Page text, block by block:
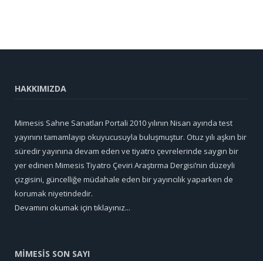
HAKKIMIZDA
Mimesis Sahne Sanatları Portali 2010 yılının Nisan ayında test
yayınını tamamlayıp okuyucusuyla buluşmuştur. Otuz yılı aşkın bir
süredir yayınına devam eden ve tiyatro çevrelerinde saygın bir
yer edinen Mimesis Tiyatro Çeviri Araştırma Dergisi’nin düzeyli
çizgisini, güncelliğe müdahale eden bir yayıncılık yaparken de
korumak niyetindedir.
Devamını okumak için tıklayınız...
MİMESİS SON SAYI